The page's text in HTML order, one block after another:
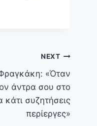
NEXT
«Όταν
άντρα σου στο
συζητήσεις
περίεργες»